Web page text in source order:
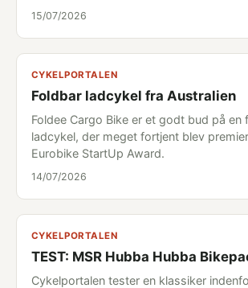
15/07/2026
CYKELPORTALEN
Foldbar ladcykel fra Australien
Foldee Cargo Bike er et godt bud på en
ladcykel, der meget fortjent blev
Eurobike StartUp Award.
14/07/2026
CYKELPORTALEN
TEST: MSR Hubba Hubba
Cykelportalen tester en klassiker